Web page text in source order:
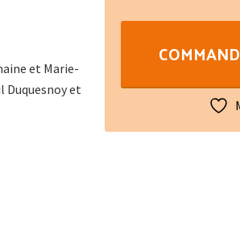
et Marie-
Duquesnoy et
N°225